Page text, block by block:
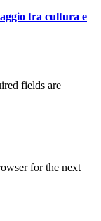
tra cultura e
fields are
for the next